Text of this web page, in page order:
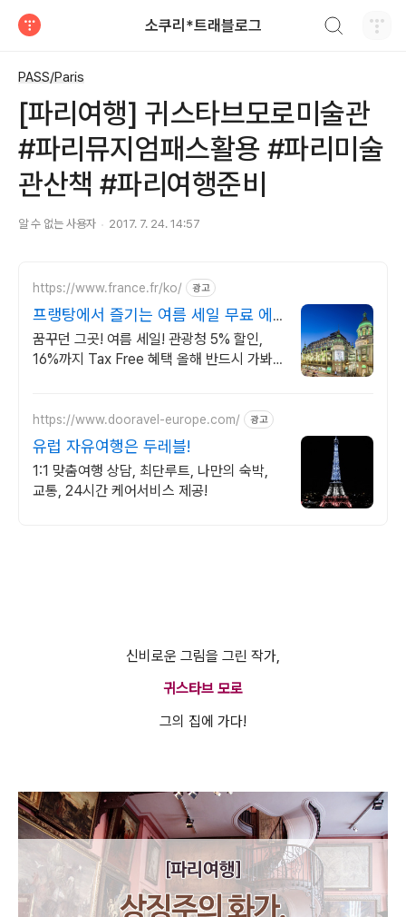
소쿠리*트래블로그
PASS/Paris
[파리여행] 귀스타브모로미술관
#파리뮤지엄패스활용 #파리미술
관산책 #파리여행준비
알 수 없는 사용자 2017. 7. 24. 14:57
https://www.france.fr/ko/ 광고
프랭탕에서 즐기는 여름 세일 무료 에
펠탑뷰 테라스
꿈꾸던 그곳! 여름 세일! 관광청 5% 할인,
16%까지 Tax Free 혜택 올해 반드시 가봐
https://www.dooravel-europe.com/ 광고
유럽 자유여행은 두레블!
1:1 맞춤여행 상담, 최단루트, 나만의 숙박,
교통, 24시간 케어서비스 제공!
신비로운 그림을 그린 작가,
귀스타브 모로
그의 집에 가다!